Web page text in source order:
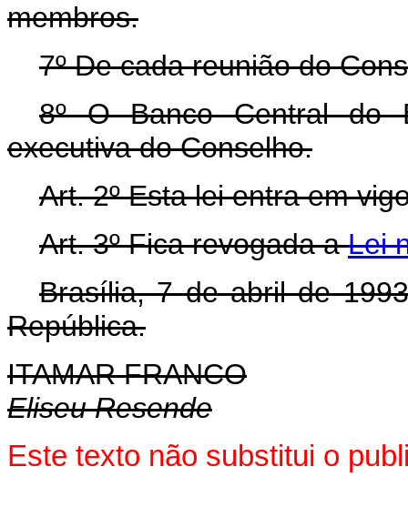
membros.
7º De cada reunião do
8º O Banco Central do
executiva do Conselho.
Art. 2º Esta lei entra em
Art. 3º Fica revogada aLei
Brasília, 7 de abril de
República.
ITAMAR FRANCO
Eliseu Resende
Este texto não substitui o